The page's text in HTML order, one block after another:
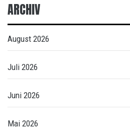
ARCHIV
August 2026
Juli 2026
Juni 2026
Mai 2026